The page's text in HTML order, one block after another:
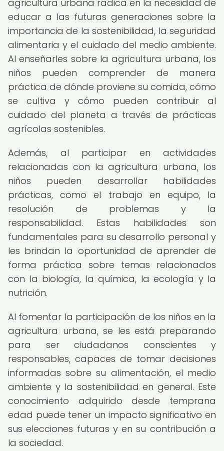
agricultura urbana radica en la necesidad de
educar a las futuras generaciones sobre la
importancia de la sostenibilidad, la seguridad
alimentaria y el cuidado del medio ambiente.
Al enseñarles sobre la agricultura urbana, los
niños pueden comprender de manera
práctica de dónde proviene su comida, cómo
se cultiva y cómo pueden contribuir al
cuidado del planeta a través de prácticas
agrícolas sostenibles.
Además, al participar en actividades
relacionadas con la agricultura urbana, los
niños pueden desarrollar habilidades
prácticas, como el trabajo en equipo, la
resolución de problemas y la
responsabilidad. Estas habilidades son
fundamentales para su desarrollo personal y
les brindan la oportunidad de aprender de
forma práctica sobre temas relacionados
con la biología, la química, la ecología y la
nutrición.
Al fomentar la participación de los niños en la
agricultura urbana, se les está preparando
para ser ciudadanos conscientes y
responsables, capaces de tomar decisiones
informadas sobre su alimentación, el medio
ambiente y la sostenibilidad en general. Este
conocimiento adquirido desde temprana
edad puede tener un impacto significativo en
sus elecciones futuras y en su contribución a
la sociedad.